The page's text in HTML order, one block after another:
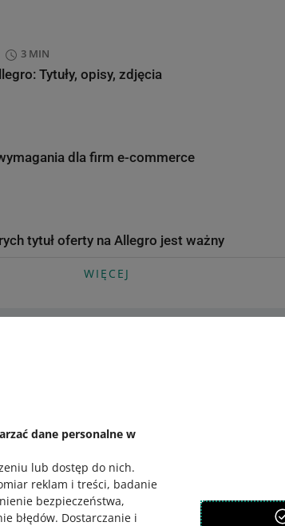
dane personalne w
lub dostęp do nich.
reklam i treści, badanie
bezpieczeństwa,
błędów. Dostarczanie i
3 MIN
Tytuły, opisy, zdjęcia
dla firm e-commerce
tytuł oferty na Allegro jest ważny
omnichannel - Mateusz Grzywnowicz
a wizerunek Twojego sklepu - Artur Kurasiński
WIĘCEJ